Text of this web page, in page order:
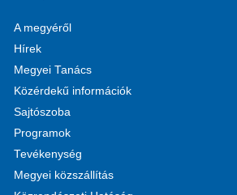
A megyéről
Hírek
Megyei Tanács
Közérdekű információk
Sajtószoba
Programok
Tevékenység
Megyei közszállítás